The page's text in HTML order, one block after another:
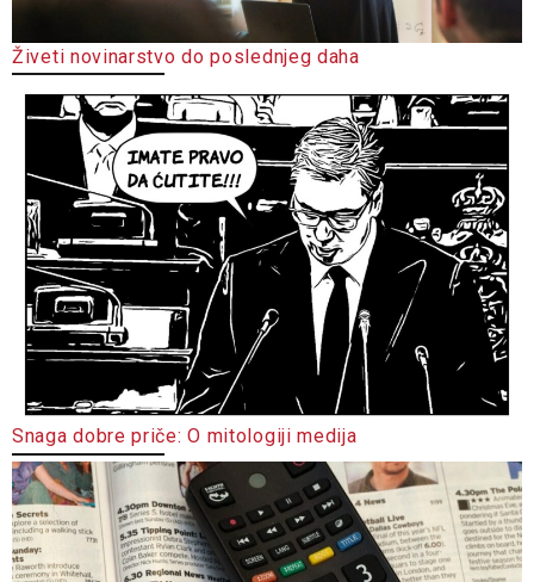
Živeti novinarstvo do poslednjeg daha
Snaga dobre priče: O mitologiji medija